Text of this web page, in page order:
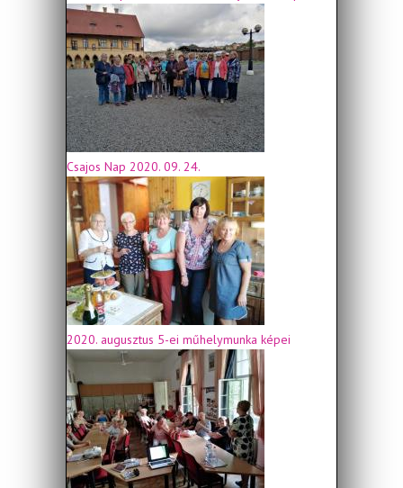
Csajos Nap 2020. 09. 24.
2020. augusztus 5-ei műhelymunka képei